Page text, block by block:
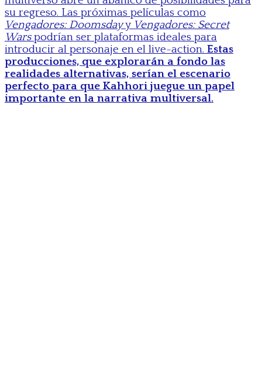
su regreso. Las próximas películas como
Vengadores: Doomsdayy Vengadores: Secret
Warspodrían ser plataformas ideales para
introducir al personaje en el live-action. Estas
producciones, que explorarán a fondo las
realidades alternativas, serían el escenario
perfecto para que Kahhori juegue un papel
importante en la narrativa multiversal.